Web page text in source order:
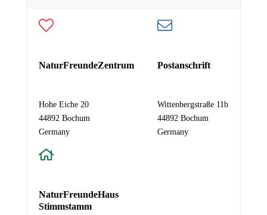
a
i
A
e
s
s
N
e
Nachricht*
Absenden
NaturFreundeZentrum
Hohe Eiche 20
44892 Bochum
Germany
Postanschrift
Wittenbergstraße 11b
44892 Bochum
Germany
NaturFreundeHaus
Stimmstamm